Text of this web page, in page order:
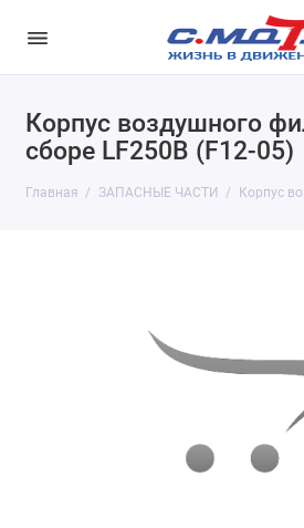
Корпус воздушного
сборе LF250B (F12-05)
Главная ЗАПАСНЫЕ ЧАСТИ Корпус